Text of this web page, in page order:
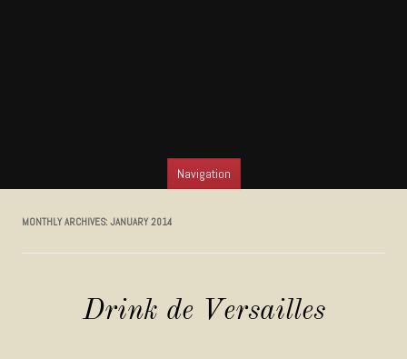
Navigation
MONTHLY ARCHIVES: JANUARY 2014
Drink de Versailles